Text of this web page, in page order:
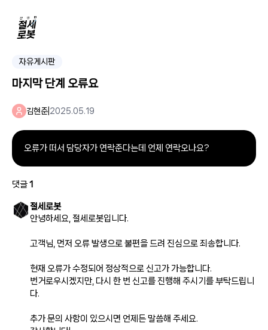
자유게시판
마지막 단계 오류요
김현준 2025.05.19
오류가 떠서 담당자가 연락준다는데 언제 연락오나요?
댓글1
절세로봇
안녕하세요, 절세로봇입니다.
고객님, 먼저 오류 발생으로 불편을 드려 진심으로 죄송합니다.
현재 오류가 수정되어 정상적으로 신고가 가능합니다.
번거로우시겠지만, 다시 한 번 신고를 진행해 주시기를 부탁드립니
다.
추가 문의 사항이 있으시면 언제든 말씀해 주세요.